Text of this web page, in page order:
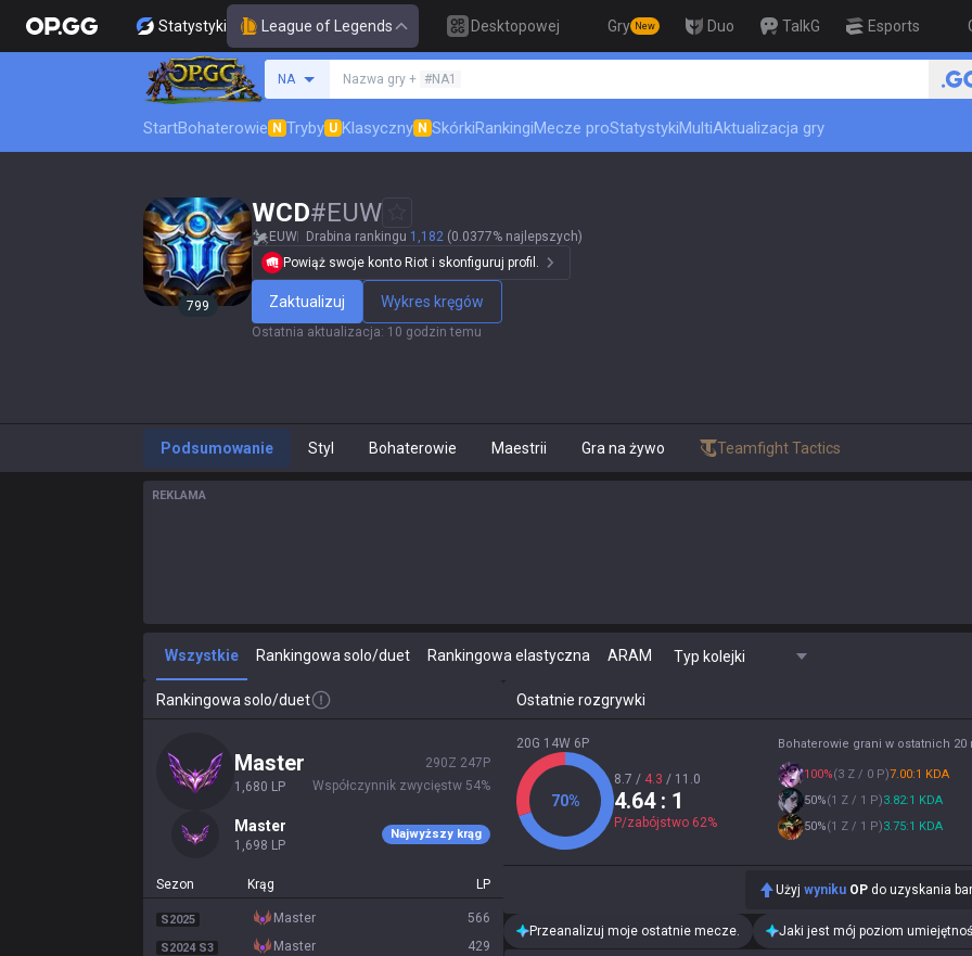
Statystyki League of Legends Desktopowej Gry New Duo TalkG Esports
NA Nazwa gry + #NA1 🏆 Rank
StartBohaterowie N Tryby U Klasyczny N SkórkiRankingiMecze proStatystykiMultiAktualizacja gry
799
WCD#EUW
EUW Drabina rankingu 1,182 (0.0377% najlepszych)
Powiąż swoje konto Riot i skonfiguruj profil.
Zaktualizuj Wykres kręgów
Ostatnia aktualizacja: 10 godzin temu
Podsumowanie Styl Bohaterowie Maestrii Gra na żywo Teamfight Tactics
REKLAMA
Wszystkie Rankingowa solo/duet Rankingowa elastyczna ARAM Typ kolejki
Rankingowa solo/duet
master
1,680 LP
290Z 247 P
Współczynnik zwycięstw 54%
master
1,698 LP
Najwyższy krąg
Sezon Krąg LP
S2025 master 566
S2024 S3 master 429
Ostatnie rozgrywki
20G 14W 6P
70%
8.7 / 4.3 / 11.0
4.64: 1
P/zabójstwo 62%
Bohaterowie grani w ostatnich 20
100%(3 Z / 0 P)7.00:1 KDA
50%(1 Z / 1 P)3.82:1 KDA
50%(1 Z / 1 P)3.75:1 KDA
Użyj wyniku OP do uzyskania
Przeanalizuj moje ostatnie mecze. Jaki jest mój poziom